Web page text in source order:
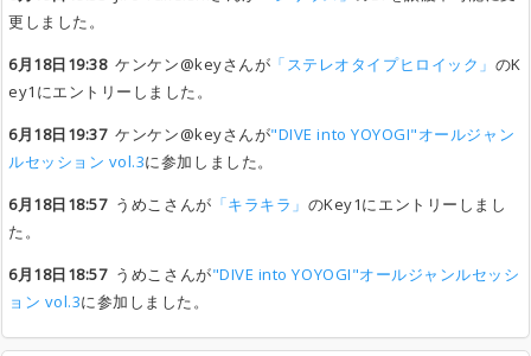
更しました。
6月18日19:38ケンケン@keyさんが 「ステレオタイプヒロイック」 のK
ey1にエントリーしました。
6月18日19:37ケンケン@keyさんが"DIVE into YOYOGI"オールジャン
ルセッション vol.3に参加しました。
6月18日18:57うめこさんが 「キラキラ」 のKey1にエントリーしまし
た。
6月18日18:57うめこさんが"DIVE into YOYOGI"オールジャンルセッシ
ョン vol.3に参加しました。